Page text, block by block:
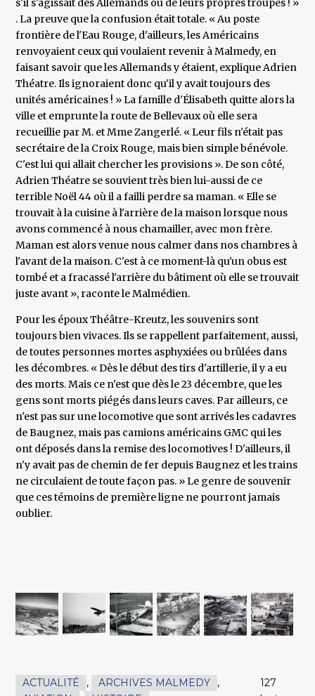
s'il s'agissait des Allemands ou de leurs propres troupes ! »
. La preuve que la confusion était totale. « Au poste
frontière de l'Eau Rouge, d'ailleurs, les Américains
renvoyaient ceux qui voulaient revenir à Malmedy, en
faisant savoir que les Allemands y étaient, explique Adrien
Théatre. Ils ignoraient donc qu'il y avait toujours des
unités américaines ! » La famille d'Élisabeth quitte alors la
ville et emprunte la route de Bellevaux où elle sera
recueillie par M. et Mme Zangerlé. « Leur fils n'était pas
secrétaire de la Croix Rouge, mais bien simple bénévole.
C'est lui qui allait chercher les provisions ». De son côté,
Adrien Théatre se souvient très bien lui-aussi de ce
terrible Noël 44 où il a failli perdre sa maman. « Elle se
trouvait à la cuisine à l'arrière de la maison lorsque nous
avons commencé à nous chamailler, avec mon frère.
Maman est alors venue nous calmer dans nos chambres à
l'avant de la maison. C'est à ce moment-là qu'un obus est
tombé et a fracassé l'arrière du bâtiment où elle se trouvait
juste avant », raconte le Malmédien.
Pour les époux Théâtre-Kreutz, les souvenirs sont
toujours bien vivaces. Ils se rappellent parfaitement, aussi,
de toutes personnes mortes asphyxiées ou brûlées dans
les décombres. « Dès le début des tirs d'artillerie, il y a eu
des morts. Mais ce n'est que dès le 23 décembre, que les
gens sont morts piégés dans leurs caves. Par ailleurs, ce
n'est pas sur une locomotive que sont arrivés les cadavres
de Baugnez, mais pas camions américains GMC qui les
ont déposés dans la remise des locomotives ! D'ailleurs, il
n'y avait pas de chemin de fer depuis Baugnez et les trains
ne circulaient de toute façon pas. » Le genre de souvenir
que ces témoins de première ligne ne pourront jamais
oublier.
ACTUALITÉ , ARCHIVES MALMEDY
,
127